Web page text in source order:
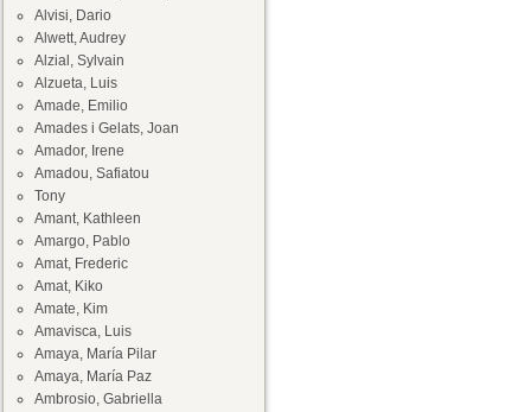
Alvisi, Dario
Alwett, Audrey
Alzial, Sylvain
Alzueta, Luis
Amade, Emilio
Amades i Gelats, Joan
Amador, Irene
Amadou, Safiatou
Tony
Amant, Kathleen
Amargo, Pablo
Amat, Frederic
Amat, Kiko
Amate, Kim
Amavisca, Luis
Amaya, María Pilar
Amaya, María Paz
Ambrosio, Gabriella